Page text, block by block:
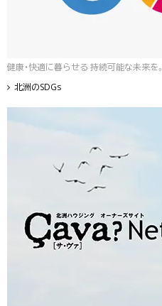
健康・快適に暮らせる 持続可能な未来を。
北洲のSDGs